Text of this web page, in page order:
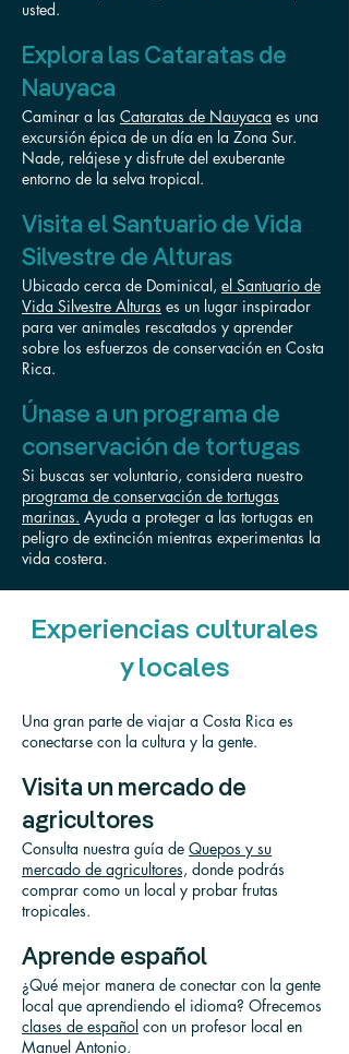
usted.
Explora las Cataratas de
Nauyaca
Caminar a las Cataratas de Nauyaca es una
excursión épica de un día en la Zona Sur.
Nade, relájese y disfrute del exuberante
entorno de la selva tropical.
Visita el Santuario de Vida
Silvestre de Alturas
Ubicado cerca de Dominical, el Santuario de
Vida Silvestre Alturas es un lugar inspirador
para ver animales rescatados y aprender
sobre los esfuerzos de conservación en Costa
Rica.
Únase a un programa de
conservación de tortugas
Si buscas ser voluntario, considera nuestro
programa de conservación de tortugas
marinas. Ayuda a proteger a las tortugas en
peligro de extinción mientras experimentas la
vida costera.
Experiencias culturales
y locales
Una gran parte de viajar a Costa Rica es
conectarse con la cultura y la gente.
Visita un mercado de
agricultores
Consulta nuestra guía de Quepos y su
mercado de agricultores, donde podrás
comprar como un local y probar frutas
tropicales.
Aprende español
¿Qué mejor manera de conectar con la gente
local que aprendiendo el idioma? Ofrecemos
clases de español con un profesor local en
Manuel Antonio.